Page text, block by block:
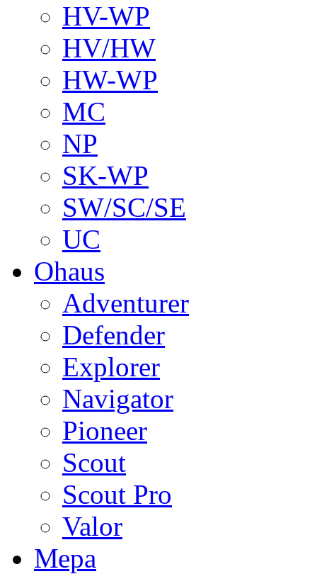
HV-WP
HV/HW
HW-WP
MC
NP
SK-WP
SW/SC/SE
UC
Ohaus
Adventurer
Defender
Explorer
Navigator
Pioneer
Scout
Scout Pro
Valor
Мера